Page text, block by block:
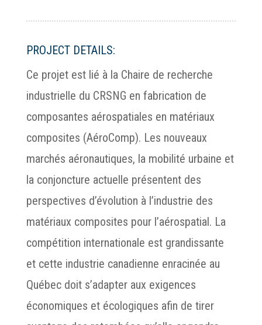
PROJECT DETAILS:
Ce projet est lié à la Chaire de recherche
industrielle du CRSNG en fabrication de
composantes aérospatiales en matériaux
composites (AéroComp). Les nouveaux
marchés aéronautiques, la mobilité urbaine et
la conjoncture actuelle présentent des
perspectives d’évolution à l’industrie des
matériaux composites pour l’aérospatial. La
compétition internationale est grandissante
et cette industrie canadienne enracinée au
Québec doit s’adapter aux exigences
économiques et écologiques afin de tirer